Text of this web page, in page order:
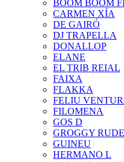
BOOM BOOM
CARMEN XÍA
DE GAIRÓ
DJ TRAPELLA
DONALLOP
ELANE
EL TRIB REIAL
FAIXA
FLAKKA
FELIU
FILOMENA
GOS D
GROGGY RUDE
GUINEU
HERMANO L